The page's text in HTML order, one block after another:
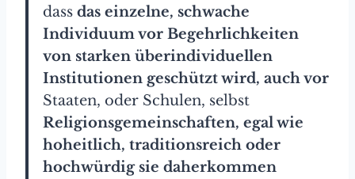
dass das einzelne, schwache
Individuum vor Begehrlichkeiten
von starken überindividuellen
Institutionen geschützt wird, auch vor
Staaten, oder Schulen, selbst
Religionsgemeinschaften, egal wie
hoheitlich, traditionsreich oder
hochwürdig sie daherkommen